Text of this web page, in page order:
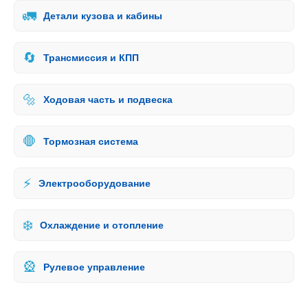
🚛 Детали кузова и кабины
🔄 Трансмиссия и КПП
🔩 Ходовая часть и подвеска
🛑 Тормозная система
⚡ Электрооборудование
❄️ Охлаждение и отопление
🎡 Рулевое управление